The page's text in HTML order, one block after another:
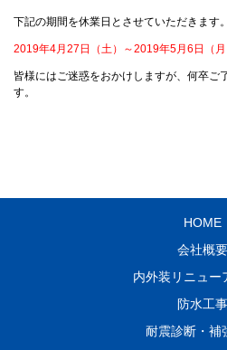
下記の期間を休業日とさせていただきます。
2019年4月27日（土）～2019年5月6日（月
皆様にはご迷惑をおかけしますが、何卒ご
す。
HOME
会社概要
内外装リニュー
防水工事
耐震診断・補